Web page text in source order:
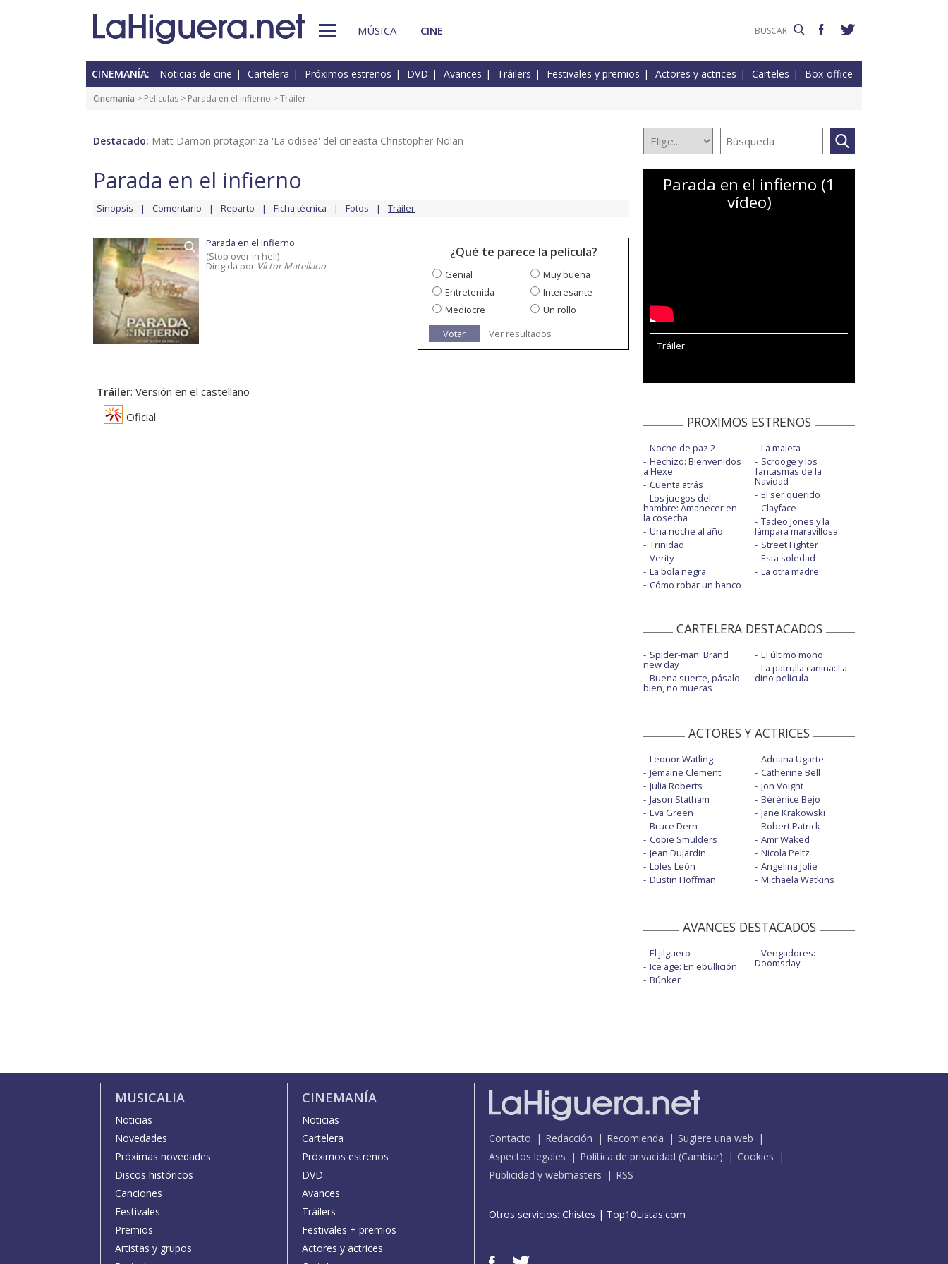
MÚSICA CINE
CINEMANÍA: Noticias de cine Cartelera Próximos estrenos DVD Avances Tráilers Festivales y premios Actores y actrices Carteles Box-office
Cinemanía > Películas > Parada en el infierno > Tráiler
Destacado: Matt Damon protagoniza 'La odisea' del cineasta Christopher Nolan
Parada en el infierno
Sinopsis Comentario Reparto Ficha técnica Fotos Tráiler
Parada en el infierno
(Stop over in hell)
Dirigida por Víctor Matellano
¿Qué te parece la película?
Genial
Muy buena
Entretenida
Interesante
Mediocre
Un rollo
Votar
Ver resultados
Tráiler: Versión en el castellano
Oficial
Parada en el infierno (1
vídeo)
Tráiler
PROXIMOS ESTRENOS
Noche de paz 2
Hechizo: Bienvenidos
a Hexe
Cuenta atrás
Los juegos del
hambre: Amanecer en
la cosecha
Una noche al año
Trinidad
Verity
La bola negra
Cómo robar un banco
La maleta
Scrooge y los
fantasmas de la
Navidad
El ser querido
Clayface
Tadeo Jones y la
lámpara maravillosa
Street Fighter
Esta soledad
La otra madre
CARTELERA DESTACADOS
Spider-man: Brand
new day
Buena suerte, pásalo
bien, no mueras
El último mono
La patrulla canina: La
dino película
ACTORES Y ACTRICES
Leonor Watling
Jemaine Clement
Julia Roberts
Jason Statham
Eva Green
Bruce Dern
Cobie Smulders
Jean Dujardin
Loles León
Dustin Hoffman
Adriana Ugarte
Catherine Bell
Jon Voight
Bérénice Bejo
Jane Krakowski
Robert Patrick
Amr Waked
Nicola Peltz
Angelina Jolie
Michaela Watkins
AVANCES DESTACADOS
El jilguero
Ice age: En ebullición
Búnker
Vengadores:
Doomsday
MUSICALIA
Noticias
Novedades
Próximas novedades
Discos históricos
Canciones
Festivales
Premios
Artistas y grupos
CINEMANÍA
Noticias
Cartelera
Próximos estrenos
DVD
Avances
Tráilers
Festivales + premios
Actores y actrices
Contacto Redacción Recomienda
Sugiere una web
Aspectos legales
Política de privacidad (Cambiar)
Cookies
Publicidad y webmasters
RSS
Otros servicios: Chistes | Top10Listas.com